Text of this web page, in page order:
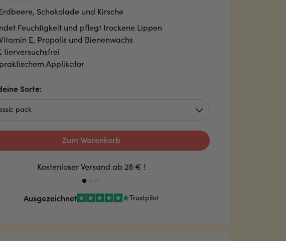
Schokolade und Kirsche
Feuchtigkeit und pflegt trockene Lippen
E, Propolis und Bienenwachs
tierversuchsfrei
Applikator
Sorte:
pack
Zum Warenkorb
Kostenloser Versand ab 28 € !
Ausgezeichnet Trustpilot